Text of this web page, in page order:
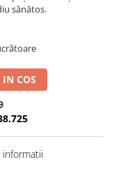
sănătos.
COS